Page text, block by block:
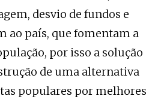
desvio de fundos e
ao país, que fomentam a
por isso a solução
de uma alternativa
populares por melhores